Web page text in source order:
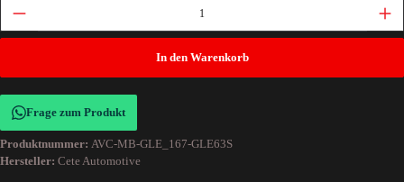
In den Warenkorb
Frage zum Produkt
Produktnummer: AVC-MB-GLE_167-GLE63S
Hersteller: Cete Automotive